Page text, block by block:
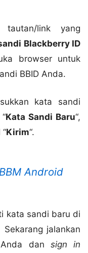
tautan/link yang
Blackberry ID
browser untuk
BBID Anda.
kata sandi
Kata Sandi Baru“,
Kirim“.
Android
kata sandi baru di
jalankan
dan sign in